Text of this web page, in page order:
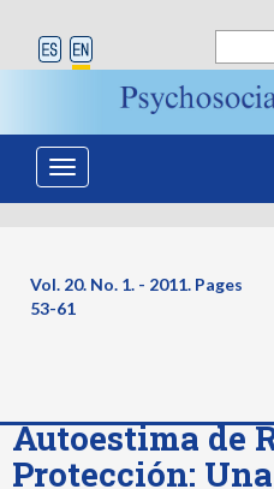
Toggle
navigation
Vol. 20. No. 1. - 2011. Pages
53-61
Autoestima de
Protección: